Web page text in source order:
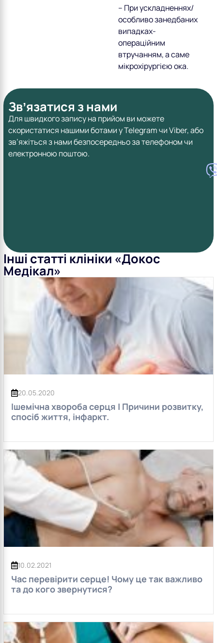
– При ускладненнях/
особливо занедбаних
випадках-
операційним
втручанням, а саме
мікрохірургією ока.
Звʼязатися з нами
Для швидкого запису на прийом ви можете
скористатися нашими ботами у Telegram чи Viber, або
зв’яжіться з нами безпосередньо за телефоном чи
електронною поштою.
Інші статті клініки «Докос
Медікал»
20.05.2020
Ішемічна хвороба серця | Причини розвитку,
спосіб життя, інфаркт.
10.02.2021
Час перевірити серце! Чому це так важливо
та до кого звернутися?